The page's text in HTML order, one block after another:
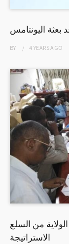
بعثة اليونتامس
BY 4 YEARSAGO
من السلع
الاستراتيجة